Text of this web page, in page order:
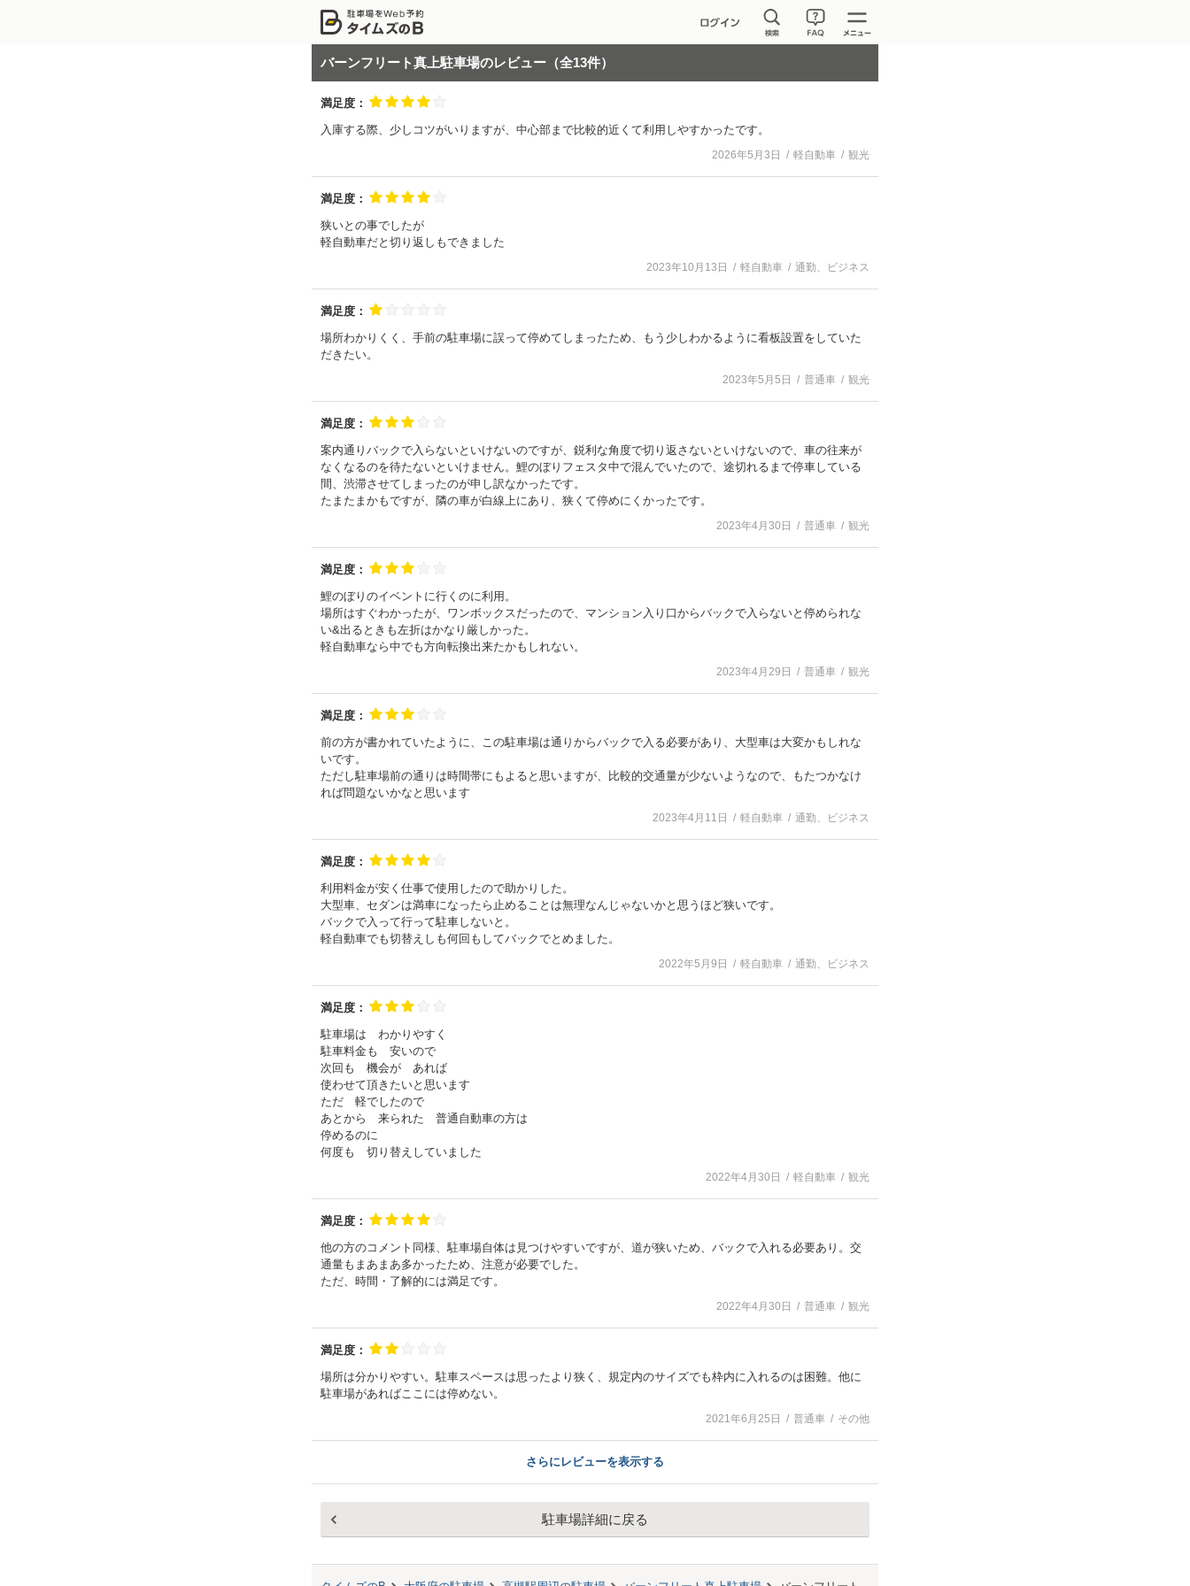
バーンフリート真上駐車場のレビュー（全13件）
満足度：
入庫する際、少しコツがいりますが、中心部まで比較的近くて利用しやすかったです。
2026年5月3日 軽自動車 観光
満足度：
狭いとの事でしたが
軽自動車だと切り返しもできました
2023年10月13日 軽自動車 通勤、ビジネス
満足度：
場所わかりくく、手前の駐車場に誤って停めてしまったため、もう少しわかるように看板設置をしていた
だきたい。
2023年5月5日 普通車 観光
満足度：
案内通りバックで入らないといけないのですが、鋭利な角度で切り返さないといけないので、車の往来が
なくなるのを待たないといけません。鯉のぼりフェスタ中で混んでいたので、途切れるまで停車している
間、渋滞させてしまったのが申し訳なかったです。
たまたまかもですが、隣の車が白線上にあり、狭くて停めにくかったです。
2023年4月30日 普通車 観光
満足度：
鯉のぼりのイベントに行くのに利用。
場所はすぐわかったが、ワンボックスだったので、マンション入り口からバックで入らないと停められな
い&出るときも左折はかなり厳しかった。
軽自動車なら中でも方向転換出来たかもしれない。
2023年4月29日 普通車 観光
満足度：
前の方が書かれていたように、この駐車場は通りからバックで入る必要があり、大型車は大変かもしれな
いです。
ただし駐車場前の通りは時間帯にもよると思いますが、比較的交通量が少ないようなので、もたつかなけ
れば問題ないかなと思います
2023年4月11日 軽自動車 通勤、ビジネス
満足度：
利用料金が安く仕事で使用したので助かりした。
大型車、セダンは満車になったら止めることは無理なんじゃないかと思うほど狭いです。
バックで入って行って駐車しないと。
軽自動車でも切替えしも何回もしてバックでとめました。
2022年5月9日 軽自動車 通勤、ビジネス
満足度：
駐車場は わかりやすく
駐車料金も 安いので
次回も 機会が あれば
使わせて頂きたいと思います
ただ 軽でしたので
あとから 来られた 普通自動車の方は
停めるのに
何度も 切り替えしていました
2022年4月30日 軽自動車 観光
満足度：
他の方のコメント同様、駐車場自体は見つけやすいですが、道が狭いため、バックで入れる必要あり。交
通量もまあまあ多かったため、注意が必要でした。
ただ、時間・了解的には満足です。
2022年4月30日 普通車 観光
満足度：
場所は分かりやすい。駐車スペースは思ったより狭く、規定内のサイズでも枠内に入れるのは困難。他に
駐車場があればここには停めない。
2021年6月25日 普通車 その他
さらにレビューを表示する
駐車場詳細に戻る